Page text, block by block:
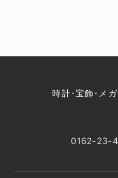
時計･宝飾･メ
0162-23-